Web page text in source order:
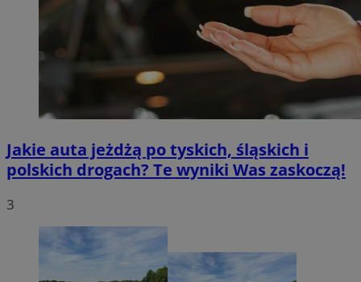
Jakie auta jeżdżą po tyskich, śląskich i
polskich drogach? Te wyniki Was zaskoczą!
3